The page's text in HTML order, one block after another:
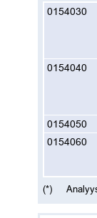
0154030
0154040
0154050
0154060
(*)